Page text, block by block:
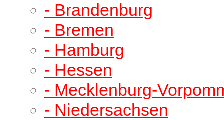
- Brandenburg
- Bremen
- Hamburg
- Hessen
- Mecklenburg-
- Niedersachsen